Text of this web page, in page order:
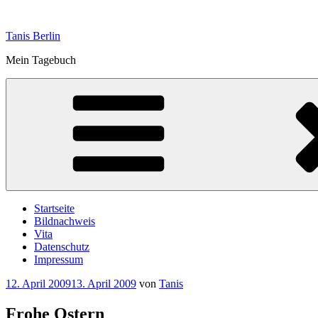
springen
Tanis Berlin
Mein Tagebuch
Startseite
Bildnachweis
Vita
Datenschutz
Impressum
Veröffentlicht
12. April 200913. April 2009 von Tanis
Frohe Ostern